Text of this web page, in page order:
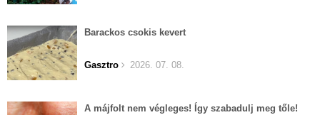
Barackos csokis kevert
Gasztro 2026. 07. 08.
A májfolt nem végleges! Így szabadulj meg tőle!